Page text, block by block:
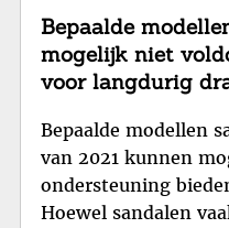
Bepaalde
mogelijk niet
voor langdurig
Bepaalde modellen
van 2021 kunnen
ondersteuning
Hoewel sandalen